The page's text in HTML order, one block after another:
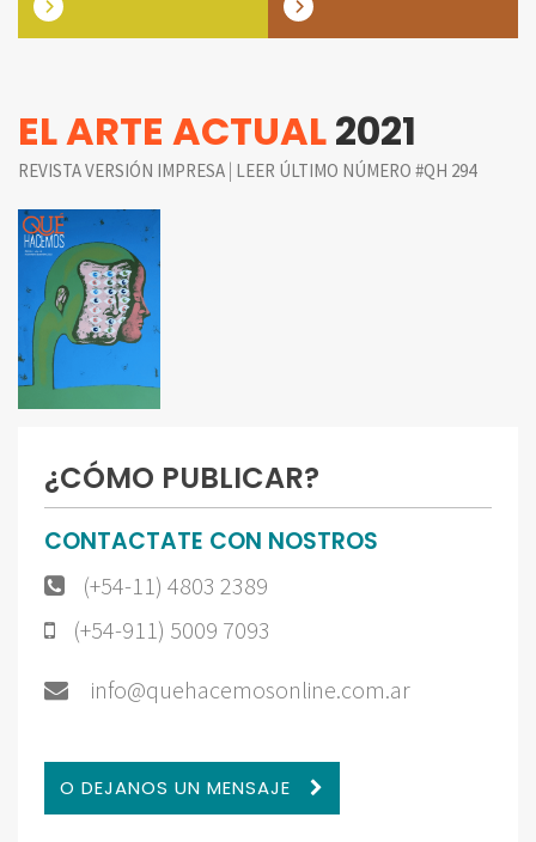
EL ARTE ACTUAL2021
REVISTA VERSIÓN IMPRESA | LEER ÚLTIMO NÚMERO #QH 294
¿CÓMO PUBLICAR?
CONTACTATE CON NOSTROS
(+54-11) 4803 2389
(+54-911) 5009 7093
info@quehacemosonline.com.ar
O DEJANOS UN MENSAJE